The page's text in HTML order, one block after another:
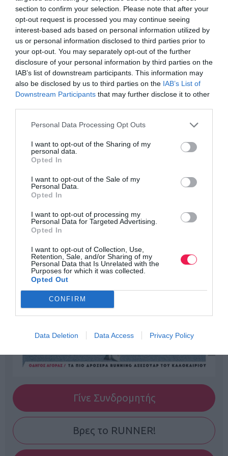
section to confirm your selection. Please note that after your
opt-out request is processed you may continue seeing
interest-based ads based on personal information utilized by
us or personal information disclosed to third parties prior to
your opt-out. You may separately opt-out of the further
disclosure of your personal information by third parties on the
IAB’s list of downstream participants. This information may
also be disclosed by us to third parties on the IAB’s List of
Downstream Participants that may further disclose it to other
Personal Data Processing Opt Outs
I want to opt-out of the Sharing of my
personal data.
Opted In
I want to opt-out of the Sale of my
Personal Data.
Opted In
I want to opt-out of processing my
Personal Data for Targeted Advertising.
Opted In
I want to opt-out of Collection, Use,
Retention, Sale, and/or Sharing of my
Personal Data that Is Unrelated with the
Purposes for which it was collected.
Opted Out
CONFIRM
Data Deletion Data Access Privacy Policy
Γίνε Συνδρομητής
Βρες το RUNNER!